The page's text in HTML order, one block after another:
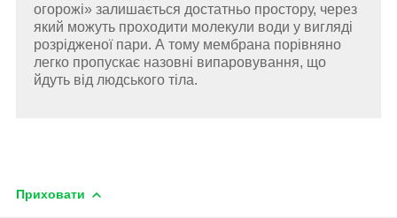
огорожі» залишається достатньо простору, через
який можуть проходити молекули води у вигляді
розрідженої пари. А тому мембрана порівняно
легко пропускає назовні випаровування, що
йдуть від людського тіла.
Приховати